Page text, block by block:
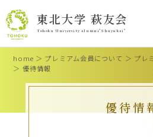
東北大学 萩友会
Tohoku University alumni"Shuyukai"
home ＞ プレミアム会員について ＞ プレ
＞ 優待情報
優待情